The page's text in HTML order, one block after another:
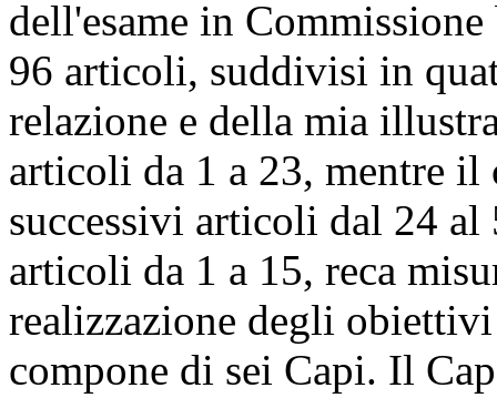
dell'esame in
96 articoli, suddivisi in
relazione e della mia
articoli da 1 a 23, mentre
successivi articoli dal 24
articoli da 1 a 15, reca
realizzazione degli
compone di sei Capi. Il